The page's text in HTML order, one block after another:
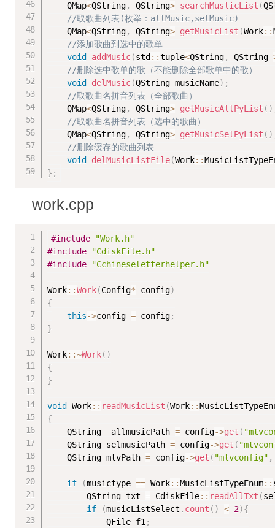
	QMap
<QString, QString> searchMuslicList (
//取歌曲列表(枚举：allMusic,selMusic)
	QMap
<QString, QString> getMusicList (Work::
//添加歌曲到选中的歌单
void
addMusic(std ::tuple<QString, QString
//删除选中歌单的歌（不能删除全部歌单中的歌）
void
delMusic(QString musicName) ;
//取歌曲名拼音列表（全部歌曲）
	QMap
<QString, QString> getMusicAllPyList ( )
//取歌曲名拼音列表（选中的歌曲）
	QMap
<QString, QString> getMusicSelPyList ( )
//删除缓存的歌曲列表
void
delMusicListFile(Work::
} ;
work.cpp
#include
"Work.h"
#include
"CdiskFile.h"
#include "Cchineseletterhelper.h"
Work::Work(Config* config)
{
this->config = config;
}
Work::~Work( )
{
}
void Work:: readMusicList (Work::
{
	QString  allmusicPath
= config->get (
	QString selmusicPath
= config->get (
	QString mtvPath
= config->get ( "mtvconfig" ,
if (musictype == Work::MusicListTypeEnum::
		QString txt
= CdiskFile:: readAllTxt (
if
(musicListSelect . count ( ) < 2){
			QFile f1
;